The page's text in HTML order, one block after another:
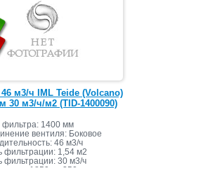
м3/ч IML Teide (Volcano)
30 м3/ч/м2 (TID-1400090)
1400 мм
вентиля: Боковое
46 м3/ч
фильтрации: 1,54 м2
фильтрации: 30 м3/ч
1850 кг+350 кг